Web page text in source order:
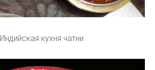
Индийская кухня чатни